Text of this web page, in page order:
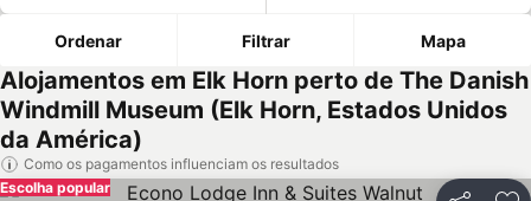
Ordenar Filtrar Mapa
Alojamentos em Elk Horn perto de The Danish
Windmill Museum (Elk Horn, Estados Unidos
da América)
Como os pagamentos influenciam os resultados
Escolha popular